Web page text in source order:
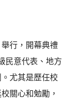
行，開幕典禮
民意代表、地方
尤其是歷任校
關心和勉勵，